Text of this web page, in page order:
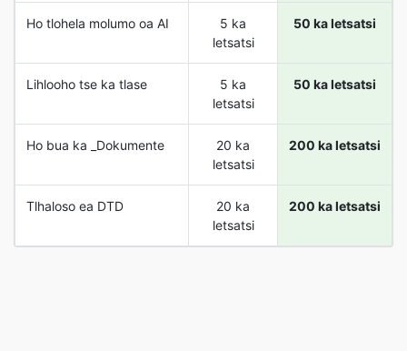
Ho tlohela molumo oa AI
5 ka
letsatsi
50 ka letsatsi
Lihlooho tse ka tlase
5 ka
letsatsi
50 ka letsatsi
Ho bua ka _Dokumente
20 ka
letsatsi
200 ka letsatsi
Tlhaloso ea DTD
20 ka
letsatsi
200 ka letsatsi